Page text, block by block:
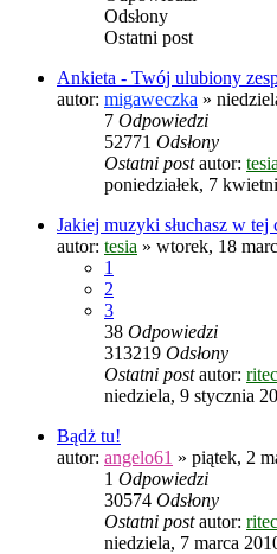
Odsłony
Ostatni post
Ankieta - Twój ulubiony
autor: migaweczka »
7 Odpowiedzi
52771 Odsłony
Ostatni postautor: tesia
poniedziałek, 7
Jakiej muzyki słuchasz w tej
autor: tesia » wtorek, 18
1
2
3
38 Odpowiedzi
313219 Odsłony
Ostatni postautor:
niedziela, 9 stycznia
Bądż tu!
autor: angelo61 » piątek, 2
1 Odpowiedzi
30574 Odsłony
Ostatni postautor:
niedziela, 7 marca